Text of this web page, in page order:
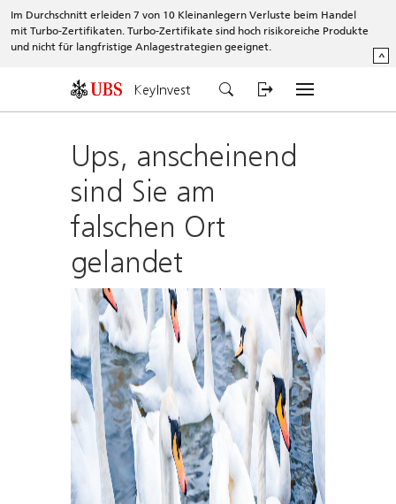
Im Durchschnitt erleiden 7 von 10 Kleinanlegern Verluste beim Handel
mit Turbo-Zertifikaten. Turbo-Zertifikate sind hoch risikoreiche Produkte
und nicht für langfristige Anlagestrategien geeignet.
^
KeyInvest
Ups, anscheinend
sind Sie am
falschen Ort
gelandet